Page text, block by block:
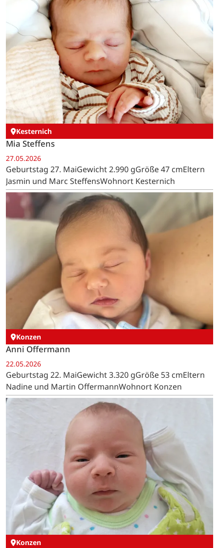
Kesternich
Mia Steffens
27.05.2026
Geburtstag 27. MaiGewicht 2.990 gGröße 47 cmEltern
Jasmin und Marc SteffensWohnort Kesternich
Konzen
Anni Offermann
22.05.2026
Geburtstag 22. MaiGewicht 3.320 gGröße 53 cmEltern
Nadine und Martin OffermannWohnort Konzen
Konzen